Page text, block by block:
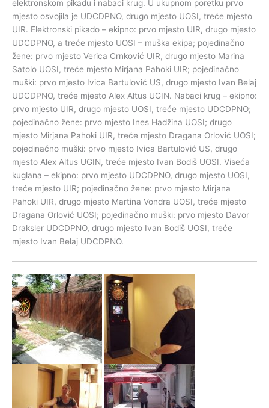
elektronskom pikadu i nabaci krug. U ukupnom poretku prvo
mjesto osvojila je UDCDPNO, drugo mjesto UOSI, treće mjesto
UIR. Elektronski pikado – ekipno: prvo mjesto UIR, drugo mjesto
UDCDPNO, a treće mjesto UOSI – muška ekipa; pojedinačno
žene: prvo mjesto Verica Crnković UIR, drugo mjesto Marina
Satolo UOSI, treće mjesto Mirjana Pahoki UIR; pojedinačno
muški: prvo mjesto Ivica Bartulović US, drugo mjesto Ivan Belaj
UDCDPNO, treće mjesto Alex Altus UGIN. Nabaci krug – ekipno:
prvo mjesto UIR, drugo mjesto UOSI, treće mjesto UDCDPNO;
pojedinačno žene: prvo mjesto Ines Hadžina UOSI; drugo
mjesto Mirjana Pahoki UIR, treće mjesto Dragana Orlović UOSI;
pojedinačno muški: prvo mjesto Ivica Bartulović US, drugo
mjesto Alex Altus UGIN, treće mjesto Ivan Bodiš UOSI. Viseća
kuglana – ekipno: prvo mjesto UDCDPNO, drugo mjesto UOSI,
treće mjesto UIR; pojedinačno žene: prvo mjesto Mirjana
Pahoki UIR, drugo mjesto Martina Vondra UOSI, treće mjesto
Dragana Orlović UOSI; pojedinačno muški: prvo mjesto Davor
Draksler UDCDPNO, drugo mjesto Ivan Bodiš UOSI, treće
mjesto Ivan Belaj UDCDPNO.